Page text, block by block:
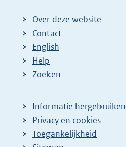
Over deze website
Contact
English
Help
Zoeken
Informatie hergebruiken
Privacy en cookies
Toegankelijkheid